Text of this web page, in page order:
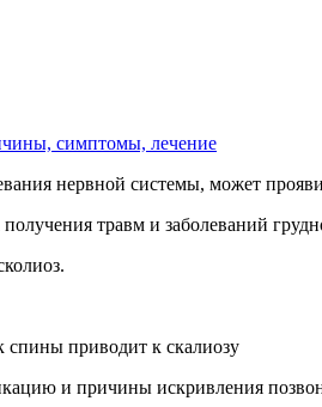
симптомы, лечение
нервной системы, может
травм и заболеваний
и причины искривления